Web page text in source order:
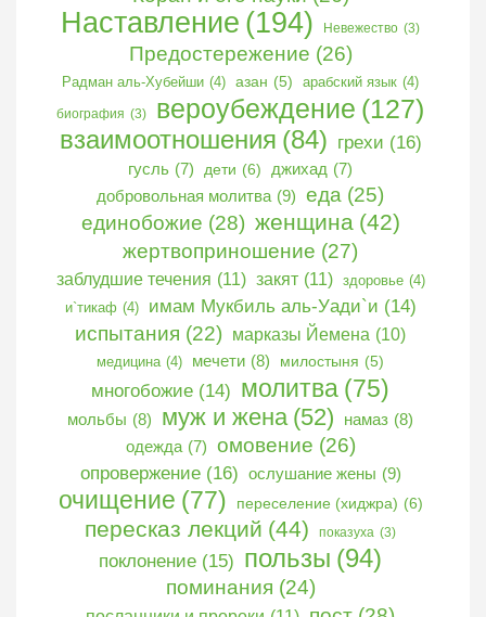
Наставление (194) Невежество (3)
Предостережение (26)
Радман аль-Хубейши (4) азан (5) арабский язык (4)
биография (3) вероубеждение (127)
взаимоотношения (84) грехи (16)
гусль (7) дети (6) джихад (7)
добровольная молитва (9) еда (25)
единобожие (28) женщина (42)
жертвоприношение (27)
заблудшие течения (11) закят (11) здоровье (4)
и`тикаф (4) имам Мукбиль аль-Уади`и (14)
испытания (22) марказы Йемена (10)
медицина (4) мечети (8) милостыня (5)
многобожие (14) молитва (75)
мольбы (8) муж и жена (52) намаз (8)
одежда (7) омовение (26)
опровержение (16) ослушание жены (9)
очищение (77) переселение (хиджра) (6)
пересказ лекций (44) показуха (3)
поклонение (15) пользы (94)
поминания (24)